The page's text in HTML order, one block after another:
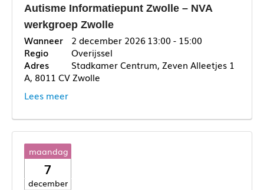
Autisme Informatiepunt Zwolle – NVA
werkgroep Zwolle
2 december 2026 13:00 - 15:00
Overijssel
Stadkamer Centrum, Zeven Alleetjes 1
A, 8011 CV Zwolle
Lees meer
maandag
7
december